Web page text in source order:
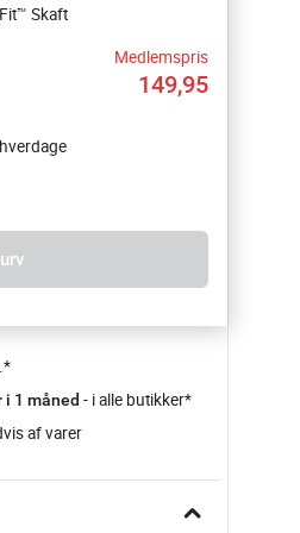
Skaft
Medlemspris
149,95
i 1 måned - i alle butikker*
af varer